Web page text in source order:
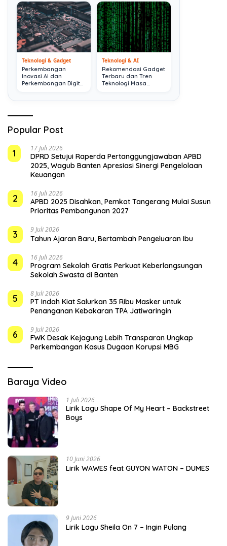
Teknologi & Gadget
Perkembangan
Inovasi AI dan
Perkembangan Digital
Teknologi & AI
Rekomendasi Gadget
Terbaru dan Tren
Teknologi Masa
Popular Post
1
17 Juli 2026
DPRD Setujui Raperda Pertanggungjawaban APBD
2025, Wagub Banten Apresiasi Sinergi Pengelolaan
Keuangan
2 16 Juli 2026
APBD 2025 Disahkan, Pemkot Tangerang Mulai Susun
Prioritas Pembangunan 2027
3 9 Juli 2026
Tahun Ajaran Baru, Bertambah Pengeluaran Ibu
4 16 Juli 2026
Program Sekolah Gratis Perkuat Keberlangsungan
Sekolah Swasta di Banten
5 8 Juli 2026
PT Indah Kiat Salurkan 35 Ribu Masker untuk
Penanganan Kebakaran TPA Jatiwaringin
6 9 Juli 2026
FWK Desak Kejagung Lebih Transparan Ungkap
Perkembangan Kasus Dugaan Korupsi MBG
Baraya Video
1 Juli 2026
Lirik Lagu Shape Of My Heart – Backstreet
Boys
10 Juni 2026
Lirik WAWES feat GUYON WATON – DUMES
9 Juni 2026
Lirik Lagu Sheila On 7 – Ingin Pulang